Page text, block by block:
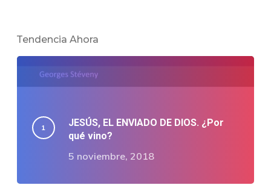
Tendencia Ahora
JESÚS, EL ENVIADO DE DIOS. ¿Por
qué vino?
5 noviembre, 2018